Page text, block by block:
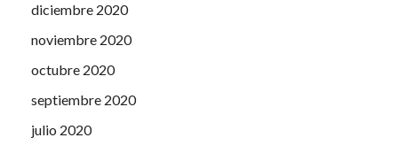
diciembre 2020
noviembre 2020
octubre 2020
septiembre 2020
julio 2020